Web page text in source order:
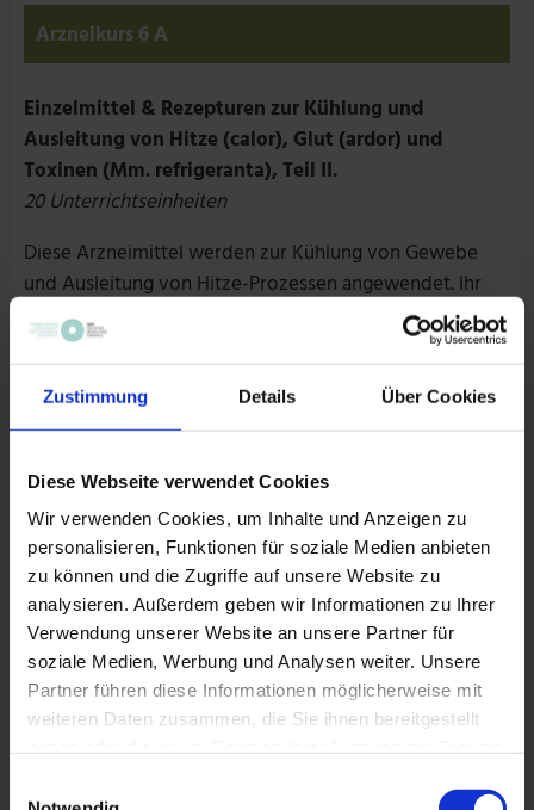
Zustimmung Details Über Cookies
Diese Webseite verwendet Cookies
Wir verwenden Cookies, um Inhalte und Anzeigen zu
personalisieren, Funktionen für soziale Medien anbieten
zu können und die Zugriffe auf unsere Website zu
analysieren. Außerdem geben wir Informationen zu Ihrer
Verwendung unserer Website an unsere Partner für
soziale Medien, Werbung und Analysen weiter. Unsere
Partner führen diese Informationen möglicherweise mit
weiteren Daten zusammen, die Sie ihnen bereitgestellt
Arzneikurs 6 A
Einzelmittel & Rezepturen zur Kühlung und
Ausleitung von Hitze (calor), Glut (ardor) und
Toxinen (Mm. refrigeranta), Teil II.
20 Unterrichtseinheiten
Diese Arzneimittel werden zur Kühlung von Gewebe
und Ausleitung von Hitze-Prozessen angewendet. Ihr
Einsatzgebiet ist sehr breit und reicht von
Infektionserkrankungen mit hohem Fieber und
Organbefall, schweren Entzündungsreaktionen,
diversen Hauterkrankungen bis zu onkologischen
Erkrankungen.
TERMINE & BUCHUNG
BLOCK B, Kurs 1-6
Arzneikurs 1 B